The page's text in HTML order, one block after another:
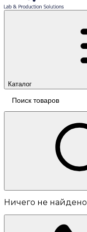
Каталог
Ничего не найдено